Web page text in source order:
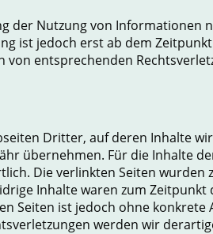
der Nutzung von Informationen
ist jedoch erst ab dem
von entsprechenden
Dritter, auf deren Inhalte
übernehmen. Für die Inhalte
Die verlinkten Seiten wurden
Inhalte waren zum
Seiten ist jedoch ohne konkrete
werden wir